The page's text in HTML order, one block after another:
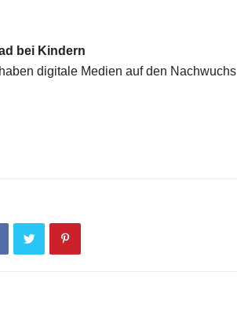
bei Kindern
digitale Medien auf den Nachwuchs